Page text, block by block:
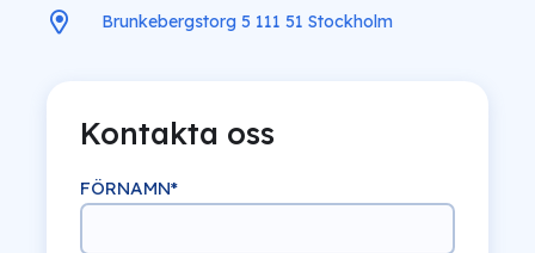
Brunkebergstorg 5 111 51 Stockholm
Kontakta oss
FÖRNAMN*